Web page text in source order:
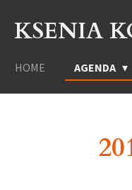
direct
de
hoofdinhoud
KSENIA
HOME AGENDA